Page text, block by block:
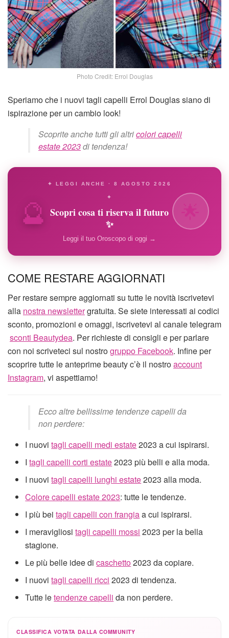
Photo Credit: Errol Douglas
Speriamo che i nuovi tagli capelli Errol Douglas siano di
ispirazione per un cambio look!
Scoprite anche tutti gli altricolori capelli
estate 2023di tendenza!
🔮
✦ LEGGI ANCHE · 8 AGOSTO 2026
✦
Scopri cosa ti riserva il futuro
✨
Leggi il tuo Oroscopo di oggi →
COME RESTARE AGGIORNATI
Per restare sempre aggiornati su tutte le novità iscrivetevi
alla nostra newslettergratuita. Se siete interessati ai codici
sconto, promozioni e omaggi, iscrivetevi al canale telegram
sconti Beautydea. Per richieste di consigli e per parlare
con noi scriveteci sul nostrogruppo Facebook. Infine per
scoprire tutte le anteprime beauty c’è il nostroaccount
Instagram, vi aspettiamo!
Ecco altre bellissime tendenze capelli da
non perdere:
I nuovitagli capelli medi estate2023 a cui ispirarsi.
Itagli capelli corti estate2023 più belli e alla moda.
I nuovitagli capelli lunghi estate2023 alla moda.
Colore capelli estate 2023: tutte le tendenze.
I più beitagli capelli con frangiaa cui ispirarsi.
I meravigliositagli capelli mossi 2023 per la bella
stagione.
Le più belle idee dicaschetto2023 da copiare.
I nuovitagli capelli ricci 2023 di tendenza.
Tutte letendenze capelli da non perdere.
CLASSIFICA VOTATA DALLA COMMUNITY